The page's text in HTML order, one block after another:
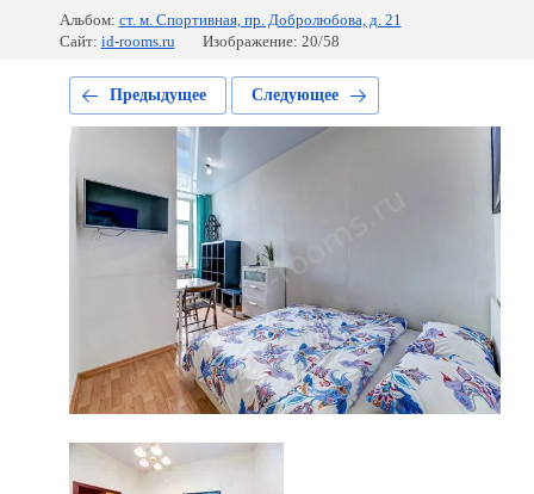
Альбом: ст. м. Спортивная, пр. Добролюбова, д. 21
Сайт: id-rooms.ru Изображение: 20/58
Предыдущее Следующее